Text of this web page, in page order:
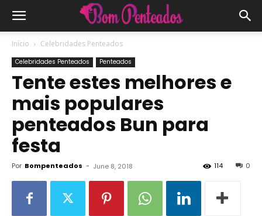
Início Celebridades Penteados
Celebridades Penteados Penteados
Tente estes melhores e
mais populares
penteados Bun para
festa
Por Bompenteados - June 8, 2018 0
114